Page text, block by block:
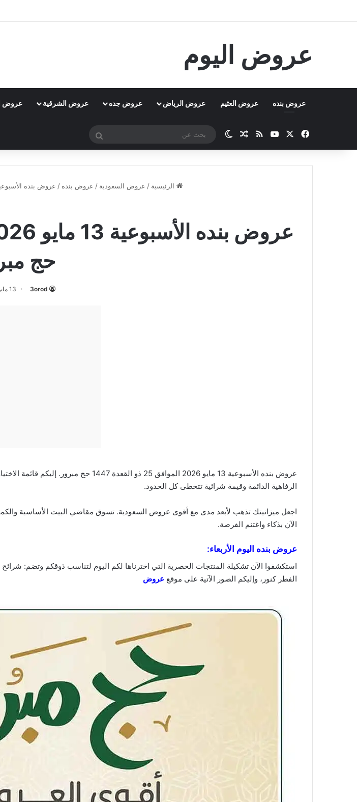
عروض اليوم
عروض بنده عروض العثيم عروض الرياض عروض جده عروض الشرقية عروض
فيسبوك ‫YouTubeملخص الموقع RSS
مقال عشوائي
الوضع المظلم
بحث
الرئيسية / عروض السعودية / عروض بنده / عروض بنده الأسبوعية 13 مايو 2026 الموافق 25 ذو القعدة
حج
3orod 13 مايو,2026
عروض بنده الأسبوعية 13 مايو 2026 الموافق
الرفاهية الدائمة وقيمة شرائية تتخطى كل الحدود.
اجعل ميزانيتك تذهب لأبعد مدى مع أقوى عروض السعودية. تسوق مقاضي البيت الأساسية
الآن بذكاء واغتنم الفرصة.
عروض بنده اليوم الأربعاء:
استكشفوا الآن تشكيلة المنتجات الحصرية التي اخترناها لكم اليوم لتناسب ذوقكم وتضم:
الفطر كنور، وإليكم الصور الآتية على موقع عروض